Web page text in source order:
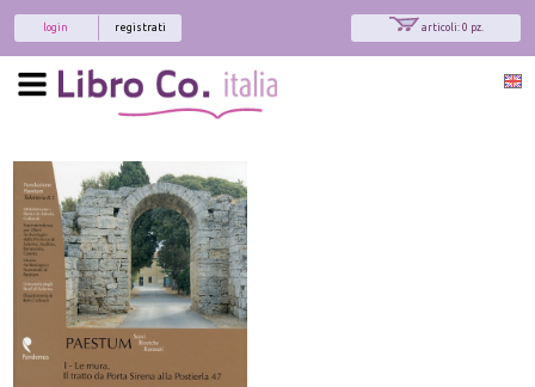
articoli: 0 pz.
registrati
login